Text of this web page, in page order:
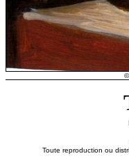
Toute reproduction ou